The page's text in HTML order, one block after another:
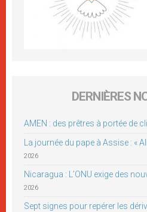
DERNIÈRES
AMEN : des prêtres à portée de
La journée du pape à Assise : «
2026
Nicaragua : L’ONU exige des
2026
Sept signes pour repérer les